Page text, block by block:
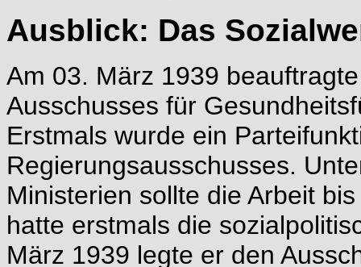
Ausblick: Das
Am 03. März 1939
Ausschusses für
Erstmals wurde ein
Regierungsausschusses.
Ministerien sollte die Arbeit
hatte erstmals die
März 1939 legte er den